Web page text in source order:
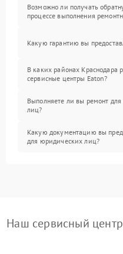
Возможно ли получать
процессе выполнения
Какую гарантию вы
В каких районах Краснодара
сервисные центры Eaton?
Выполняете ли вы ремонт
лиц?
Какую документацию вы
для юридических лиц?
Наш сервисный